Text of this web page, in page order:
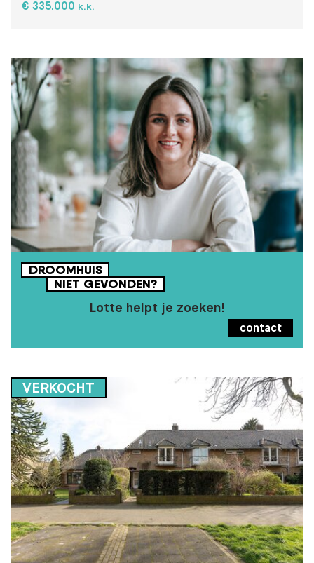
€ 335.000 k.k.
DROOMHUIS
NIET GEVONDEN?
Lotte helpt je zoeken!
contact
VERKOCHT